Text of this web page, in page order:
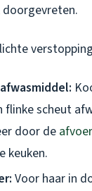
flinke scheut
door de afvoer
keuken.
Voor haar in